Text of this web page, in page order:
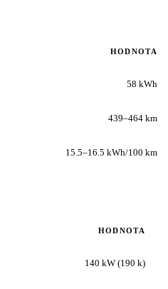
HODNOTA
58 kWh
439–464 km
15.5–16.5 kWh/100 km
HODNOTA
140 kW (190 k)